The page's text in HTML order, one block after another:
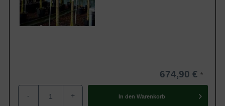
674,90 €
- + In den Warenkorb